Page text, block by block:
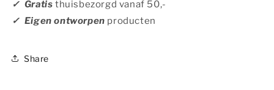
✓ Gratis thuisbezorgd vanaf 50,-
✓ Eigen ontworpen producten
Share